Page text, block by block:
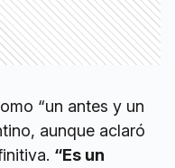
“un antes y un
aunque aclaró
“Es un